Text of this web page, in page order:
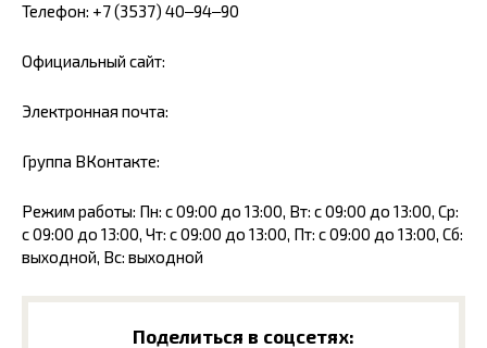
Телефон: +7 (3537) 40‒94‒90
Официальный сайт:
Электронная почта:
Группа ВКонтакте:
Режим работы: Пн: с 09:00 до 13:00, Вт: с 09:00 до 13:00, Ср:
с 09:00 до 13:00, Чт: с 09:00 до 13:00, Пт: с 09:00 до 13:00, Сб:
выходной, Вс: выходной
Поделиться в соцсетях: